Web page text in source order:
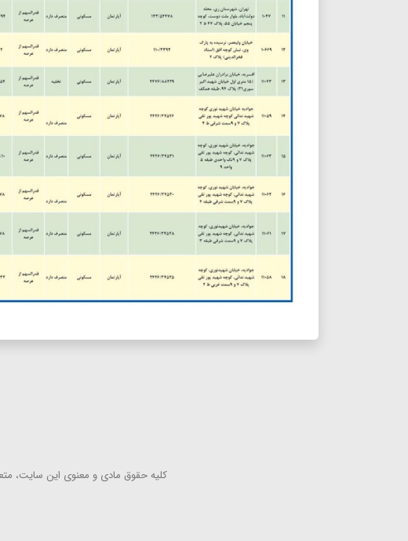
كلیه حقوق مادی و معنوی این سایت،